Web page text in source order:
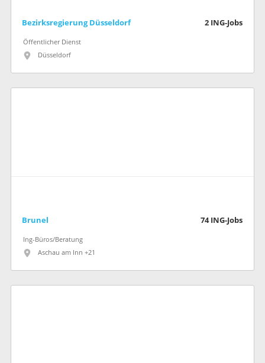
Bezirksregierung Düsseldorf 2 ING-Jobs
Öffentlicher Dienst
Düsseldorf
Brunel 74 ING-Jobs
Ing-Büros/Beratung
Aschau am Inn +21